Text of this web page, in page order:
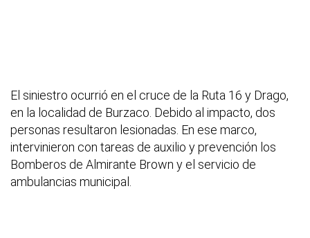
El siniestro ocurrió en el cruce de la Ruta 16 y Drago,
en la localidad de Burzaco. Debido al impacto, dos
personas resultaron lesionadas. En ese marco,
intervinieron con tareas de auxilio y prevención los
Bomberos de Almirante Brown y el servicio de
ambulancias municipal.